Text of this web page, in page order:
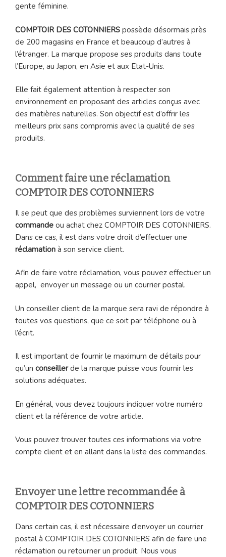
gente féminine.
COMPTOIR DES COTONNIERS possède désormais près
de 200 magasins en France et beaucoup d’autres à
l’étranger. La marque propose ses produits dans toute
l’Europe, au Japon, en Asie et aux Etat-Unis.
Elle fait également attention à respecter son
environnement en proposant des articles conçus avec
des matières naturelles. Son objectif est d’offrir les
meilleurs prix sans compromis avec la qualité de ses
produits.
Comment faire une réclamation
COMPTOIR DES COTONNIERS
Il se peut que des problèmes surviennent lors de votre
commande ou achat chez COMPTOIR DES COTONNIERS.
Dans ce cas, il est dans votre droit d’effectuer une
réclamation à son service client.
Afin de faire votre réclamation, vous pouvez effectuer un
appel, envoyer un message ou un courrier postal.
Un conseiller client de la marque sera ravi de répondre à
toutes vos questions, que ce soit par téléphone ou à
l’écrit.
Il est important de fournir le maximum de détails pour
qu’un conseillerde la marque puisse vous fournir les
solutions adéquates.
En général, vous devez toujours indiquer votre numéro
client et la référence de votre article.
Vous pouvez trouver toutes ces informations via votre
compte client et en allant dans la liste des commandes.
Envoyer une lettre recommandée à
COMPTOIR DES COTONNIERS
Dans certain cas, il est nécessaire d’envoyer un courrier
postal à COMPTOIR DES COTONNIERS afin de faire une
réclamation ou retourner un produit. Nous vous